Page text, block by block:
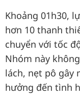
Khoảng 01h30,
hơn 10 thanh
chuyển với tốc
Nhóm này
lách, nẹt pô gây
hưởng đến tình